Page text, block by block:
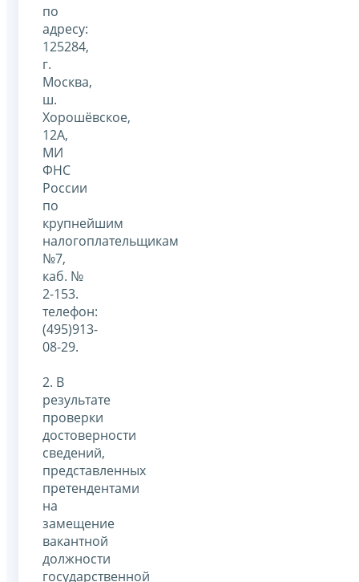
по
адресу:
125284,
г.
Москва,
ш.
Хорошёвское,
12A,
МИ
ФНС
России
по
крупнейшим
налогоплательщикам
№7,
каб. №
2-153.
телефон:
(495)913-
08-29.
2. В
результате
проверки
достоверности
сведений,
представленных
претендентами
на
замещение
вакантной
должности
государственной